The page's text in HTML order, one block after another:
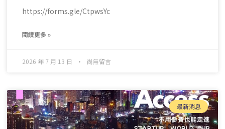
https://forms.gle/CtpwsYc
閱讀更多 »
2026 年 7 月 13 日 尚無留言
最新消息